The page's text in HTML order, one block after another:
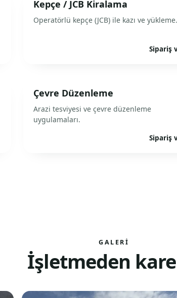
Kepçe / JCB Kiralama
Operatörlü kepçe (JCB) ile kazı ve yükleme.
Sipariş
Çevre Düzenleme
Arazi tesviyesi ve çevre düzenleme
uygulamaları.
Sipariş
GALERI
İşletmeden